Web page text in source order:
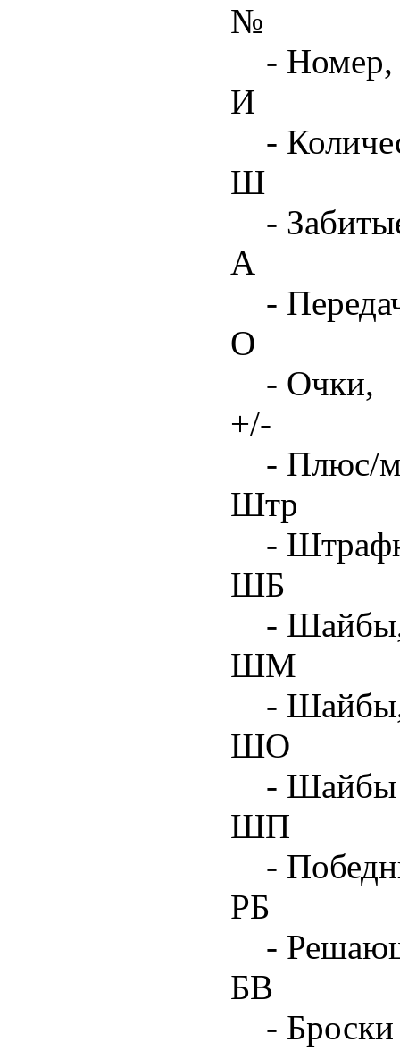
№
- Номер,
И
-
Ш
-
А
-
О
- Очки,
+/-
- Плюс/
Штр
-
ШБ
- Шайбы,
ШМ
- Шайбы,
ШО
- Шайбы
ШП
-
РБ
-
БВ
-